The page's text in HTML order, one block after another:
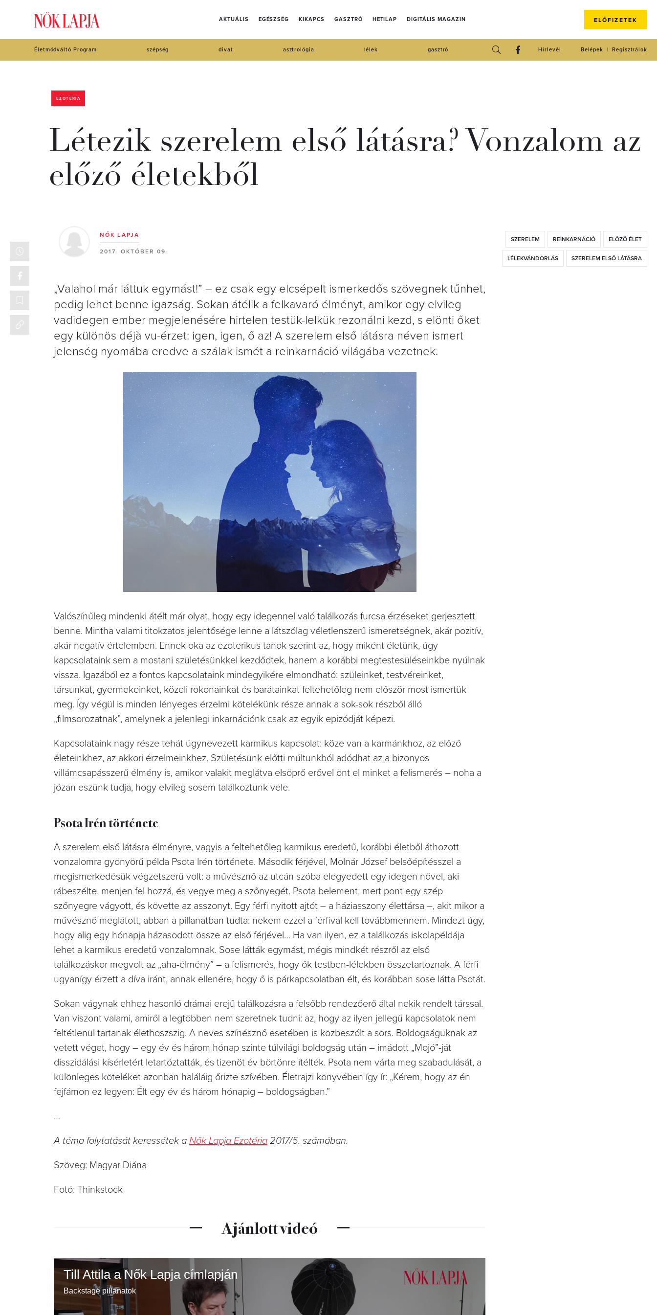
AKTUÁLIS EGÉSZSÉG KIKAPCS GASZTRÓ HETILAP DIGITÁLIS MAGAZIN ELŐFIZETEK
Életmódváltó Program szépség divat asztrológia lélek gasztró Regisztrálok
Belépek
Hírlevél
EZOTÉRIA
Létezik szerelem első látásra? Vonzalom az
előző életekből
NŐK LAPJA
2017. OKTÓBER 09.
SZERELEM REINKARNÁCIÓ ELŐZŐ ÉLET
LÉLEKVÁNDORLÁS SZERELEM ELSŐ LÁTÁSRA
„Valahol már láttuk egymást!” – ez csak egy elcsépelt ismerkedős szövegnek tűnhet,
pedig lehet benne igazság. Sokan átélik a felkavaró élményt, amikor egy elvileg
vadidegen ember megjelenésére hirtelen testük-lelkük rezonálni kezd, s elönti őket
egy különös déjà vu-érzet: igen, igen, ő az! A szerelem első látásra néven ismert
jelenség nyomába eredve a szálak ismét a reinkarnáció világába vezetnek.
Valószínűleg mindenki átélt már olyat, hogy egy idegennel való találkozás furcsa érzéseket gerjesztett
benne. Mintha valami titokzatos jelentősége lenne a látszólag véletlenszerű ismeretségnek, akár pozitív,
akár negatív értelemben. Ennek oka az ezoterikus tanok szerint az, hogy miként életünk, úgy
kapcsolataink sem a mostani születésünkkel kezdődtek, hanem a korábbi megtestesüléseinkbe nyúlnak
vissza. Igazából ez a fontos kapcsolataink mindegyikére elmondható: szüleinket, testvéreinket,
társunkat, gyermekeinket, közeli rokonainkat és barátainkat feltehetőleg nem először most ismertük
meg. Így végül is minden lényeges érzelmi kötelékünk része annak a sok-sok részből álló
„filmsorozatnak”, amelynek a jelenlegi inkarnációnk csak az egyik epizódját képezi.
Kapcsolataink nagy része tehát úgynevezett karmikus kapcsolat: köze van a karmánkhoz, az előző
életeinkhez, az akkori érzelmeinkhez. Születésünk előtti múltunkból adódhat az a bizonyos
villámcsapásszerű élmény is, amikor valakit meglátva elsöprő erővel önt el minket a felismerés – noha a
józan eszünk tudja, hogy elvileg sosem találkoztunk vele.
Psota Irén története
A szerelem első látásra-élményre, vagyis a feltehetőleg karmikus eredetű, korábbi életből áthozott
vonzalomra gyönyörű példa Psota Irén története. Második férjével, Molnár József belsőépítésszel a
megismerkedésük végzetszerű volt: a művésznő az utcán szóba elegyedett egy idegen nővel, aki
rábeszélte, menjen fel hozzá, és vegye meg a szőnyegét. Psota belement, mert pont egy szép
szőnyegre vágyott, és követte az asszonyt. Egy férfi nyitott ajtót – a háziasszony élettársa –, akit mikor a
művésznő meglátott, abban a pillanatban tudta: nekem ezzel a férfival kell továbbmennem. Mindezt úgy,
hogy alig egy hónapja házasodott össze az első férjével… Ha van ilyen, ez a találkozás iskolapéldája
lehet a karmikus eredetű vonzalomnak. Sose látták egymást, mégis mindkét részről az első
találkozáskor megvolt az „aha-élmény” – a felismerés, hogy ők testben-lélekben összetartoznak. A férfi
ugyanígy érzett a díva iránt, annak ellenére, hogy ő is párkapcsolatban élt, és korábban sose látta Psotát.
Sokan vágynak ehhez hasonló drámai erejű találkozásra a felsőbb rendezőerő által nekik rendelt társsal.
Van viszont valami, amiről a legtöbben nem szeretnek tudni: az, hogy az ilyen jellegű kapcsolatok nem
feltétlenül tartanak élethoszszig. A neves színésznő esetében is közbeszólt a sors. Boldogságuknak az
vetett véget, hogy – egy év és három hónap szinte túlvilági boldogság után – imádott „Mojó”-ját
disszidálási kísérletért letartóztatták, és tizenöt év börtönre ítélték. Psota nem várta meg szabadulását, a
különleges köteléket azonban haláláig őrizte szívében. Életrajzi könyvében így ír: „Kérem, hogy az én
fejfámon ez legyen: Élt egy év és három hónapig – boldogságban.”
…
A téma folytatását keressétek a Nők Lapja Ezotéria 2017/5. számában.
Szöveg: Magyar Diána
Fotó: Thinkstock
Ajánlott videó
Till Attila a Nők Lapja címlapján
Backstage pillanatok